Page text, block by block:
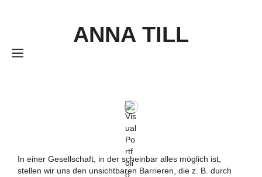
ANNA TILL
In einer Gesellschaft, in der scheinbar alles möglich ist,
stellen wir uns den unsichtbaren Barrieren, die z. B. durch